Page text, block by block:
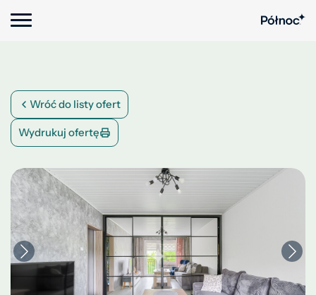
Wróć do listy ofert
Wydrukuj ofertę